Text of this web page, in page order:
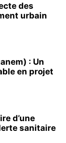
des
urbain
: Un
en projet
d’une
sanitaire